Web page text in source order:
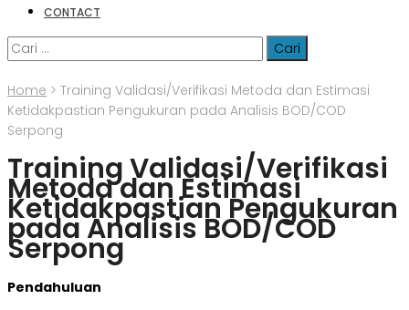
CONTACT
Cari
untuk:
Home > Training Validasi/Verifikasi Metoda dan Estimasi
Ketidakpastian Pengukuran pada Analisis BOD/COD
Serpong
Training Validasi/Verifikasi
Metoda dan Estimasi
Ketidakpastian Pengukuran
pada Analisis BOD/COD
Serpong
Pendahuluan